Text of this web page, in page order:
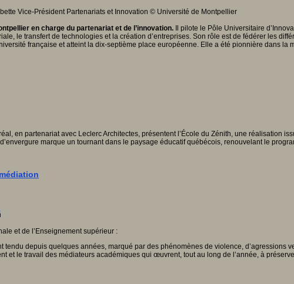
en charge du partenariat et de l’innovation. Il pilote le Pôle Universitaire
le transfert de technologies et la création d’entreprises. Son rôle est de fédérer les
française et atteint la dix-septième place européenne. Elle a été pionnière dans la
en partenariat avec Leclerc Architectes, présentent l’École du Zénith, une réalisation
marque un tournant dans le paysage éducatif québécois, renouvelant le
et de l’Enseignement supérieur :
tendu depuis quelques années, marqué par des phénomènes de violence,
et le travail des médiateurs académiques qui œuvrent, tout au long de l’année, à